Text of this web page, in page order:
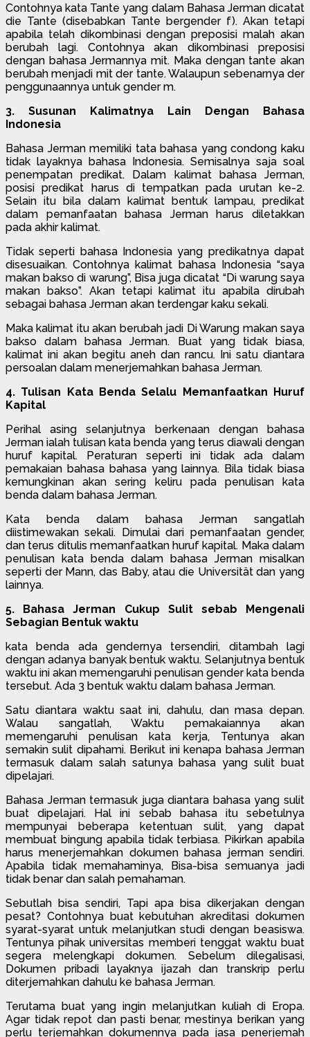
Contohnya kata Tante yang dalam Bahasa Jerman dicatat
die Tante (disebabkan Tante bergender f). Akan tetapi
apabila telah dikombinasi dengan preposisi malah akan
berubah lagi. Contohnya akan dikombinasi preposisi
dengan bahasa Jermannya mit. Maka dengan tante akan
berubah menjadi mit der tante. Walaupun sebenarnya der
penggunaannya untuk gender m.
3. Susunan Kalimatnya Lain Dengan Bahasa
Indonesia
Bahasa Jerman memiliki tata bahasa yang condong kaku
tidak layaknya bahasa Indonesia. Semisalnya saja soal
penempatan predikat. Dalam kalimat bahasa Jerman,
posisi predikat harus di tempatkan pada urutan ke-2.
Selain itu bila dalam kalimat bentuk lampau, predikat
dalam pemanfaatan bahasa Jerman harus diletakkan
pada akhir kalimat.
Tidak seperti bahasa Indonesia yang predikatnya dapat
disesuaikan. Contohnya kalimat bahasa Indonesia “saya
makan bakso di warung”, Bisa juga dicatat “Di warung saya
makan bakso”. Akan tetapi kalimat itu apabila dirubah
sebagai bahasa Jerman akan terdengar kaku sekali.
Maka kalimat itu akan berubah jadi Di Warung makan saya
bakso dalam bahasa Jerman. Buat yang tidak biasa,
kalimat ini akan begitu aneh dan rancu. Ini satu diantara
persoalan dalam menerjemahkan bahasa Jerman.
4. Tulisan Kata Benda Selalu Memanfaatkan Huruf
Kapital
Perihal asing selanjutnya berkenaan dengan bahasa
Jerman ialah tulisan kata benda yang terus diawali dengan
huruf kapital. Peraturan seperti ini tidak ada dalam
pemakaian bahasa bahasa yang lainnya. Bila tidak biasa
kemungkinan akan sering keliru pada penulisan kata
benda dalam bahasa Jerman.
Kata benda dalam bahasa Jerman sangatlah
diistimewakan sekali. Dimulai dari pemanfaatan gender,
dan terus ditulis memanfaatkan huruf kapital. Maka dalam
penulisan kata benda dalam bahasa Jerman misalkan
seperti der Mann, das Baby, atau die Universität dan yang
lainnya.
5. Bahasa Jerman Cukup Sulit sebab Mengenali
Sebagian Bentuk waktu
kata benda ada gendernya tersendiri, ditambah lagi
dengan adanya banyak bentuk waktu. Selanjutnya bentuk
waktu ini akan memengaruhi penulisan gender kata benda
tersebut. Ada 3 bentuk waktu dalam bahasa Jerman.
Satu diantara waktu saat ini, dahulu, dan masa depan.
Walau sangatlah, Waktu pemakaiannya akan
memengaruhi penulisan kata kerja, Tentunya akan
semakin sulit dipahami. Berikut ini kenapa bahasa Jerman
termasuk dalam salah satunya bahasa yang sulit buat
dipelajari.
Bahasa Jerman termasuk juga diantara bahasa yang sulit
buat dipelajari. Hal ini sebab bahasa itu sebetulnya
mempunyai beberapa ketentuan sulit, yang dapat
membuat bingung apabila tidak terbiasa. Pikirkan apabila
harus menerjemahkan dokumen bahasa jerman sendiri.
Apabila tidak memahaminya, Bisa-bisa semuanya jadi
tidak benar dan salah pemahaman.
Sebutlah bisa sendiri, Tapi apa bisa dikerjakan dengan
pesat? Contohnya buat kebutuhan akreditasi dokumen
syarat-syarat untuk melanjutkan studi dengan beasiswa.
Tentunya pihak universitas memberi tenggat waktu buat
segera melengkapi dokumen. Sebelum dilegalisasi,
Dokumen pribadi layaknya ijazah dan transkrip perlu
diterjemahkan dahulu ke bahasa Jerman.
Terutama buat yang ingin melanjutkan kuliah di Eropa.
Agar tidak repot dan pasti benar, mestinya berikan yang
perlu terjemahkan dokumennya pada jasa penerjemah